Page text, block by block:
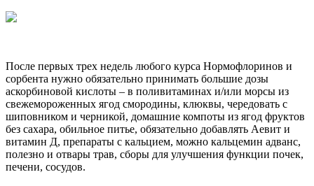
После первых трех недель любого курса Нормофлоринов и
сорбента нужно обязательно принимать большие дозы
аскорбиновой кислоты – в поливитаминах и/или морсы из
свежемороженных ягод смородины, клюквы, чередовать с
шиповником и черникой, домашние компоты из ягод фруктов
без сахара, обильное питье, обязательно добавлять Аевит и
витамин Д, препараты с кальцием, можно кальцемин адванс,
полезно и отвары трав, сборы для улучшения функции почек,
печени, сосудов.